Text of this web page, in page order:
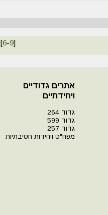
[6-9]
אתרים גדודיים
ויחידתיים
גדוד 264
גדוד 599
גדוד 257
מפח"ט ויחידות חטיבתיות